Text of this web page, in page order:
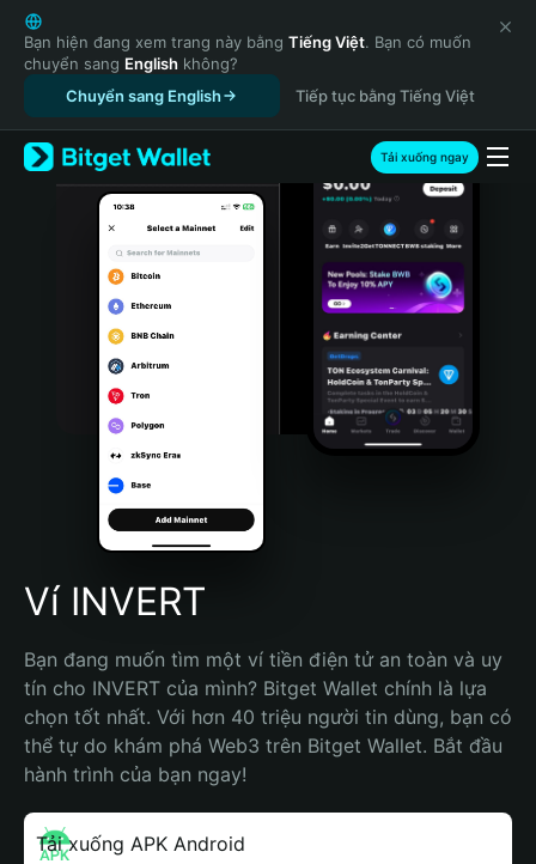
English
日本語
Tiếng Việt
Русский
Español (Latinoamérica)
Türkçe
Italiano
Português (Portugal)
Bahasa Indonesia
Português (Brasil)
Español (Argentina)
Bạn hiện đang xem trang này bằng Tiếng Việt. Bạn có muốn
chuyển sang English không?
Chuyển sang English
Tiếp tục bằng Tiếng Việt
Tải xuống ngay
Ví INVERT
Bạn đang muốn tìm một ví tiền điện tử an toàn và uy
tín cho INVERT của mình? Bitget Wallet chính là lựa
chọn tốt nhất. Với hơn 40 triệu người tin dùng, bạn có
thể tự do khám phá Web3 trên Bitget Wallet. Bắt đầu
hành trình của bạn ngay!
Tải xuống APK Android